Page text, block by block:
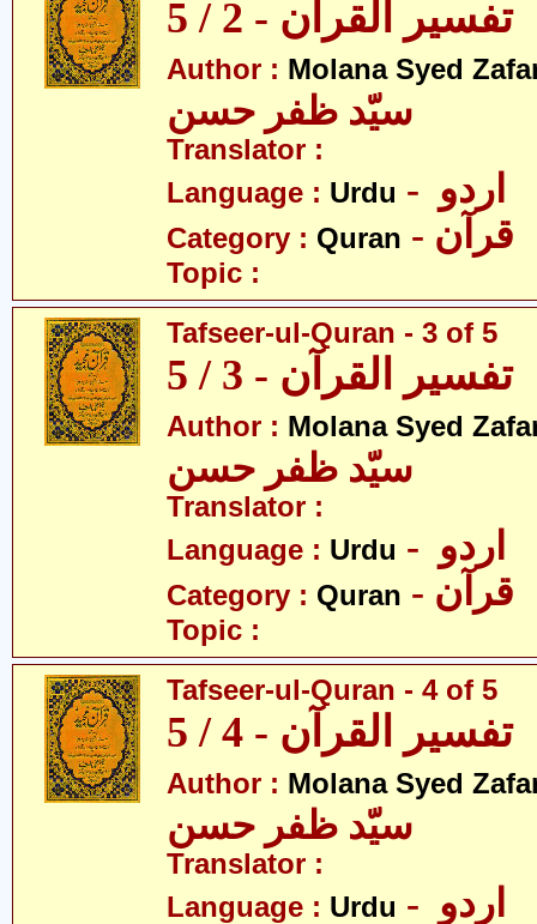
تفسیر القرآن - 2 / 5
Author : Molana Syed
سیّد ظفر حسن
Translator :
Language : Urdu
Category : Quran - قرآن
Topic :
Tafseer-ul-Quran - 3 of 5
تفسیر القرآن - 3 / 5
Author : Molana Syed
سیّد ظفر حسن
Translator :
Language : Urdu
Category : Quran - قرآن
Topic :
Tafseer-ul-Quran - 4 of 5
تفسیر القرآن - 4 / 5
Author : Molana Syed
سیّد ظفر حسن
Translator :
Language : Urdu